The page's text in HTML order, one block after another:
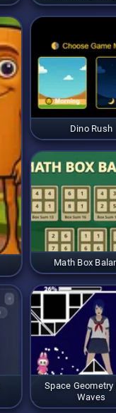
Dino Rush
Math Box
Space Geometry
Waves